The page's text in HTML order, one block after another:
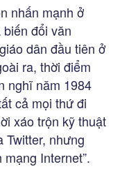
nhấn mạnh ở
biến đổi văn
dân đầu tiên ở
ra, thời điểm
nghĩ năm 1984
cả mọi thứ đi
xáo trộn kỹ thuật
Twitter, nhưng
Internet”.